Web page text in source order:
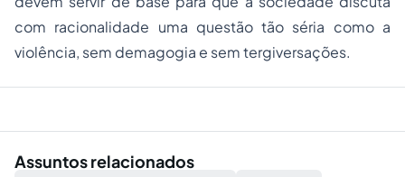
com racionalidade uma questão tão séria como a
violência, sem demagogia e sem tergiversações.
Assuntos relacionados